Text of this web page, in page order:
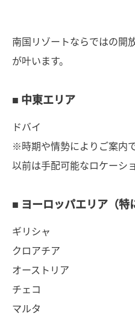
南国リゾートならではの開
が叶います。
■ 中東エリア
ドバイ
※時期や情勢によりご案内
以前は手配可能なロケーシ
■ ヨーロッパエリア（特
ギリシャ
クロアチア
オーストリア
チェコ
マルタ